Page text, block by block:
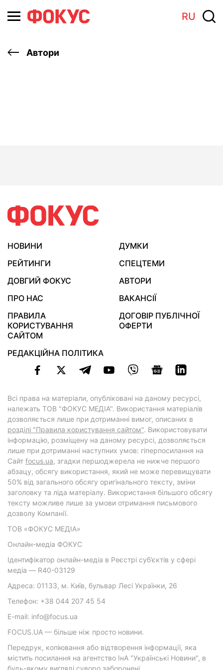
RU
Автори
НОВИНИ
ДУМКИ
РЕЙТИНГИ
СПЕЦТЕМИ
ДОВГИЙ ФОКУС
АВТОРИ
ПРО НАС
ВАКАНСІЇ
ПРАВИЛА
КОРИСТУВАННЯ
САЙТОМ
ДОГОВІР ПУБЛІЧНОЇ
ОФЕРТИ
РЕДАКЦІЙНА ПОЛІТИКА
Всі права на матеріали, опубліковані на даному ресурсі,
належать ТОВ "ФОКУС МЕДІА". Використання матеріалів
дозволяється лише при дотриманні вимог, описаних в
розділі "Правила користування сайтом". Використовувати
інформацію, розміщену на даному ресурсі, дозволяється
лише при дотриманні наступних умов: гіперпосилання на
Cайт focus.ua, згадки першоджерела не нижче першого
абзацу, обсягу використання, який не може перевищувати
50% від загального обсягу оригінального тексту, зміни
заголовку та ліда матеріалу. Використання більшого обсягу
тексту можливе лише за умови отримання письмового
дозволу Компанії.
ТОВ «ФОКУС МЕДІА»
Онлайн-медіа ФОКУС
Ідентифікатор онлайн-медіа в Реєстрі суб’єктів у сфері
медіа — R40-03129
Адреса: 01133, м. Київ, бульвар Лесі Українки, 26
Телефон: +38 044 207 45 54
E-mail: info@focus.ua
FOCUS.UA — більше ніж просто новини.
Передрук, копіювання або відтворення інформації, яка
містить посилання на агентство ІнА "Українські Новини", в
будь-якому вигляді суворо заборонені.